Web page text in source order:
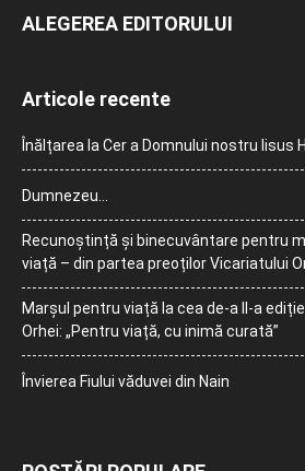
ALEGEREA EDITORULUI
Articole recente
Înălțarea la Cer a Domnului nostru Iisus
Dumnezeu…
Recunoștință și binecuvântare pentru
viață – din partea preoților Vicariatului
Marșul pentru viață la cea de-a II-a
Orhei: „Pentru viață, cu inimă curată”
Învierea Fiului văduvei din Nain